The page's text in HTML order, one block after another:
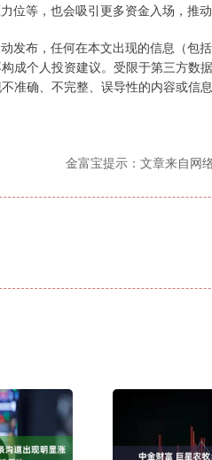
等，也会吸引更多资金入场，推动
发布，任何在本文出现的信息（包
成个人投资建议。受限于第三方数
准确、不完整、误导性的内容或信
金富宝提示：文章来自网